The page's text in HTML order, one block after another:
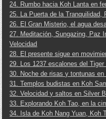
24. Rumbo hacia Koh Lanta en
25. La Puerta de la Tranquilidad,
26. El Gran Misterio, el agua
27. Meditación, Sungazing, Paz
Velocidad
28. El presente sigue en
29. Los 1237 escalones del
30. Noche de risas y tontunas en
31. Templos budistas en Koh
32. Velocidad y saltos en Silver
33. Explorando Koh Tao, en la
34. Isla de Koh Nang Yuan, Koh